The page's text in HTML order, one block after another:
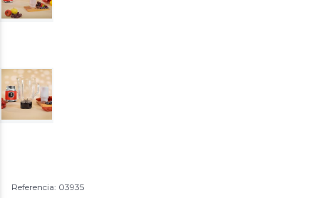
Referencia: 03935